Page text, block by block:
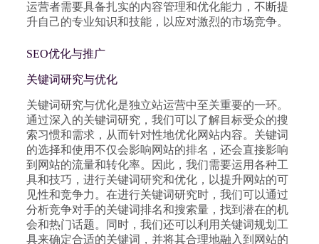
运营者需要具备扎实的内容管理和优化能力，不断提
升自己的专业知识和技能，以应对激烈的市场竞争。
SEO优化与推广
关键词研究与优化
关键词研究与优化是独立站运营中至关重要的一环。
通过深入的关键词研究，我们可以了解目标受众的搜
索习惯和需求，从而针对性地优化网站内容。关键词
的选择和使用不仅会影响网站的排名，还会直接影响
到网站的流量和转化率。因此，我们需要运用各种工
具和技巧，进行关键词研究和优化，以提升网站的可
见性和竞争力。在进行关键词研究时，我们可以通过
分析竞争对手的关键词排名和搜索量，找到潜在的机
会和热门话题。同时，我们还可以利用关键词规划工
具来确定合适的关键词，并将其合理地融入到网站的